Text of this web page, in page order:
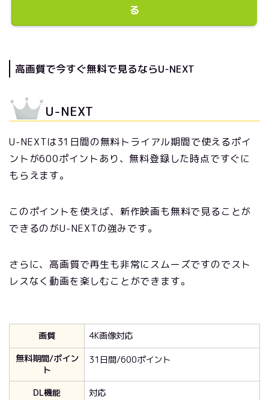
る
高画質で今すぐ無料で見るならU-NEXT
U-NEXT
U-NEXTは31日間の無料トライアル期間で使えるポイ
ントが600ポイントあり、無料登録した時点ですぐに
もらえます。
このポイントを使えば、新作映画も無料で見ることが
できるのがU-NEXTの強みです。
さらに、高画質で再生も非常にスムーズですのでスト
レスなく動画を楽しむことができます。
画質
4K画像対応
無料期間/ポイン
ト
31日間/600ポイント
DL機能
対応